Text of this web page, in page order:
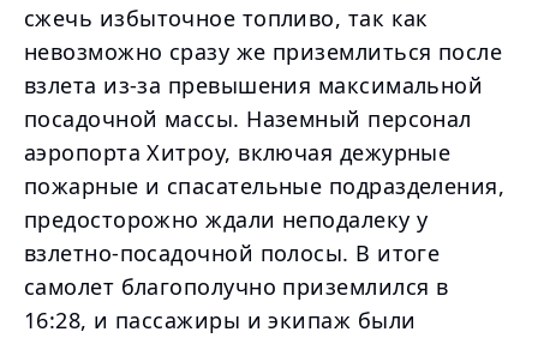
сжечь избыточное топливо, так как
невозможно сразу же приземлиться после
взлета из-за превышения максимальной
посадочной массы. Наземный персонал
аэропорта Хитроу, включая дежурные
пожарные и спасательные подразделения,
предосторожно ждали неподалеку у
взлетно-посадочной полосы. В итоге
самолет благополучно приземлился в
16:28, и пассажиры и экипаж были